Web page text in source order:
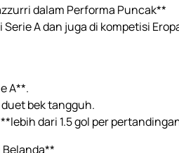
dalam Performa Puncak**
A dan juga di kompetisi
A**.
bek tangguh.
dari 1.5 gol per